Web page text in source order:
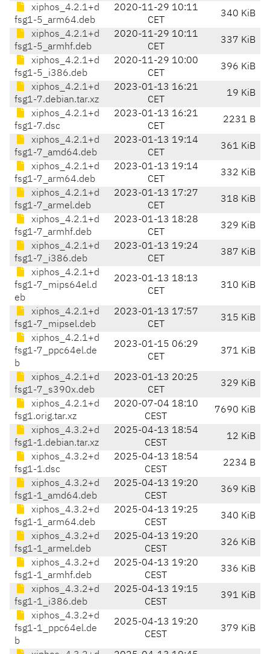
xiphos_4.2.1+d
fsg1-5_arm64.deb
2020-11-29 10:11
CET
340 KiB
xiphos_4.2.1+d
fsg1-5_armhf.deb
2020-11-29 10:11
CET
337 KiB
xiphos_4.2.1+d
fsg1-5_i386.deb
2020-11-29 10:00
CET
396 KiB
xiphos_4.2.1+d
fsg1-7.debian.tar.xz
2023-01-13 16:21
CET
19 KiB
xiphos_4.2.1+d
fsg1-7.dsc
2023-01-13 16:21
CET
2231 B
xiphos_4.2.1+d
fsg1-7_amd64.deb
2023-01-13 19:14
CET
361 KiB
xiphos_4.2.1+d
fsg1-7_arm64.deb
2023-01-13 19:14
CET
332 KiB
xiphos_4.2.1+d
fsg1-7_armel.deb
2023-01-13 17:27
CET
318 KiB
xiphos_4.2.1+d
fsg1-7_armhf.deb
2023-01-13 18:28
CET
329 KiB
xiphos_4.2.1+d
fsg1-7_i386.deb
2023-01-13 19:24
CET
387 KiB
xiphos_4.2.1+d
fsg1-7_mips64el.d
eb
2023-01-13 18:13
CET
310 KiB
xiphos_4.2.1+d
fsg1-7_mipsel.deb
2023-01-13 17:57
CET
315 KiB
xiphos_4.2.1+d
fsg1-7_ppc64el.de
b
2023-01-15 06:29
CET
371 KiB
xiphos_4.2.1+d
fsg1-7_s390x.deb
2023-01-13 20:25
CET
329 KiB
xiphos_4.2.1+d
fsg1.orig.tar.xz
2020-07-04 18:10
CEST
7690 KiB
xiphos_4.3.2+d
fsg1-1.debian.tar.xz
2025-04-13 18:54
CEST
12 KiB
xiphos_4.3.2+d
fsg1-1.dsc
2025-04-13 18:54
CEST
2234 B
xiphos_4.3.2+d
fsg1-1_amd64.deb
2025-04-13 19:20
CEST
369 KiB
xiphos_4.3.2+d
fsg1-1_arm64.deb
2025-04-13 19:25
CEST
340 KiB
xiphos_4.3.2+d
fsg1-1_armel.deb
2025-04-13 19:20
CEST
326 KiB
xiphos_4.3.2+d
fsg1-1_armhf.deb
2025-04-13 19:20
CEST
336 KiB
xiphos_4.3.2+d
fsg1-1_i386.deb
2025-04-13 19:15
CEST
391 KiB
xiphos_4.3.2+d
fsg1-1_ppc64el.de
b
2025-04-13 19:20
CEST
379 KiB